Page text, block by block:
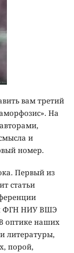
вам третий
На
и
номер.
Первый из
статьи
ФГН НИУ ВШЭ
оптике наших
литературы,
порой,